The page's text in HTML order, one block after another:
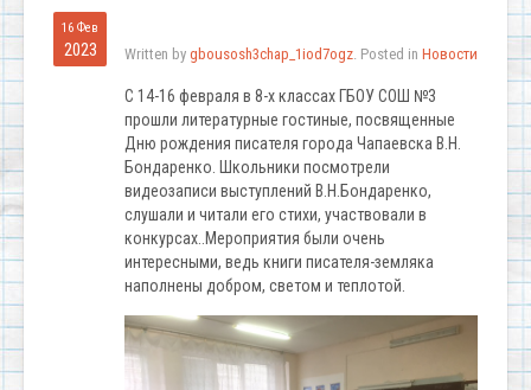
16 Фев
2023 Written by gbousosh3chap_1iod7ogz. Posted in Новости
С 14-16 февраля в 8-х классах ГБОУ СОШ №3
прошли литературные гостиные, посвященные
Дню рождения писателя города Чапаевска В.Н.
Бондаренко. Школьники посмотрели
видеозаписи выступлений В.Н.Бондаренко,
слушали и читали его стихи, участвовали в
конкурсах..Мероприятия были очень
интересными, ведь книги писателя-земляка
наполнены добром, светом и теплотой.